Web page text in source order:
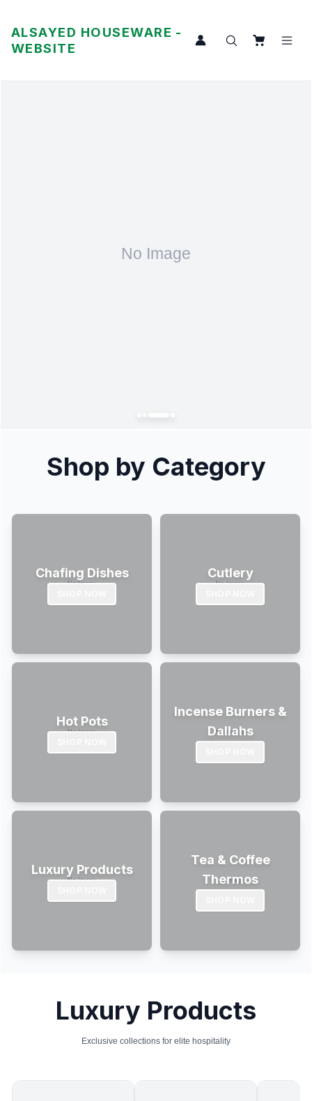
ALSAYED HOUSEWARE -
WEBSITE
Shop by Category
Chafing Dishes Cutlery
Hot Pots
Incense Burners &
Dallahs
Luxury Products
Tea & Coffee
Thermos
Luxury Products
Exclusive collections for elite hospitality